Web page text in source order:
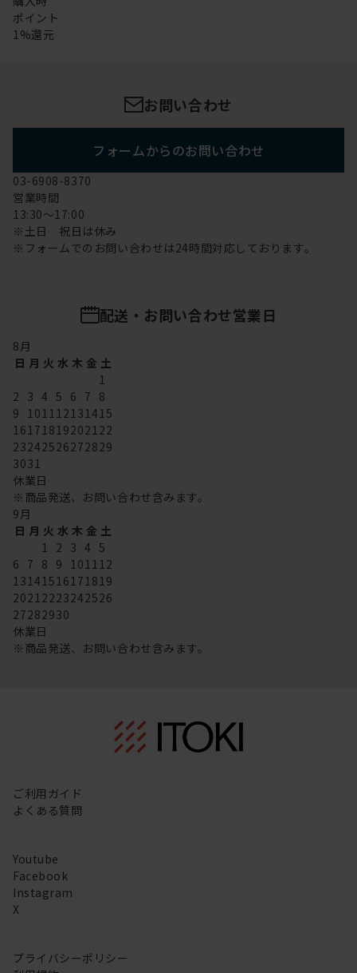
ポイント
1%還元
お問い合わせ
フォームからのお問い合わせ
03-6908-8370
営業時間
13:30～17:00
※土日 祝日は休み
※フォームでのお問い合わせは24時間対応しております。
配送・お問い合わせ営業日
8 月
日 月 火 水 木 金 土
1
2 3 4 5 6 7 8
9
10 11 12 13 14 15
16 17 18 192021 22
23242526272829
3031
休業日
※商品発送、お問い合わせ含みます。
9 月
日 月 火 水 木 金 土
1
2 3 4 5
6 7 8 9 10 11 12
13 14 15 16 17 18 19
2021 2223242526
27282930
休業日
※商品発送、お問い合わせ含みます。
ご利用ガイド
よくある質問
Youtube
Facebook
Instagram
X
プライバシーポリシー